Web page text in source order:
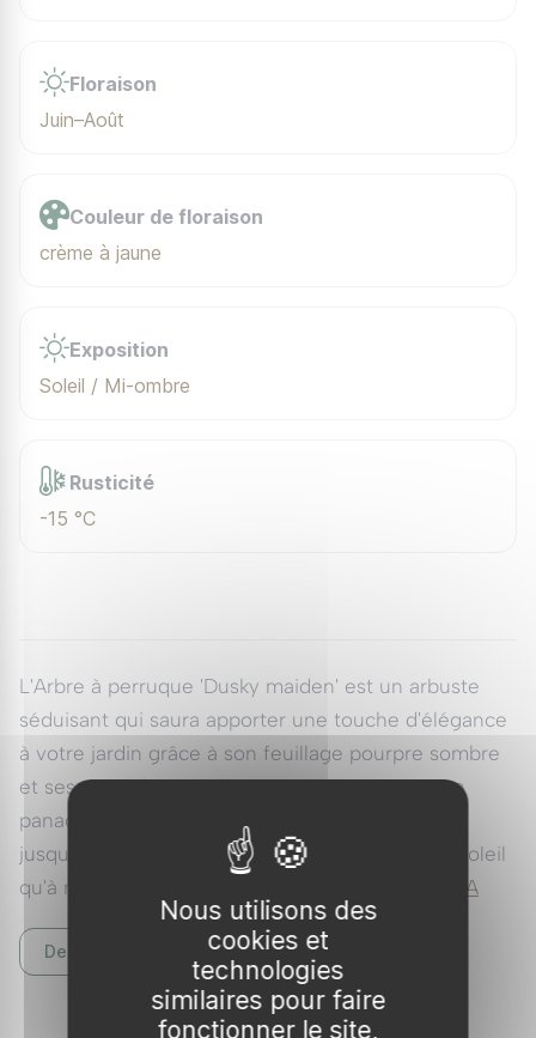
Floraison
Juin–Août
Couleur de floraison
crème à jaune
Exposition
Soleil / Mi-ombre
Rusticité
-15 °C
L'Arbre à perruque 'Dusky maiden' est un arbuste
séduisant qui saura apporter une touche d'élégance
à votre jardin grâce à son feuillage pourpre sombre
et ses magnifiques inflorescences aériennes en
panaches soyeux. Facile à entretenir, il résiste
jusqu’à -15°C et s’épanouit aussi bien en plein soleil
qu'à mi-ombre.
Voir tous nos Cotinus Ou Arbre A
Présentation
Arbuste
Description complète
Nous utilisons des
cookies et
technologies
similaires pour faire
fonctionner le site,